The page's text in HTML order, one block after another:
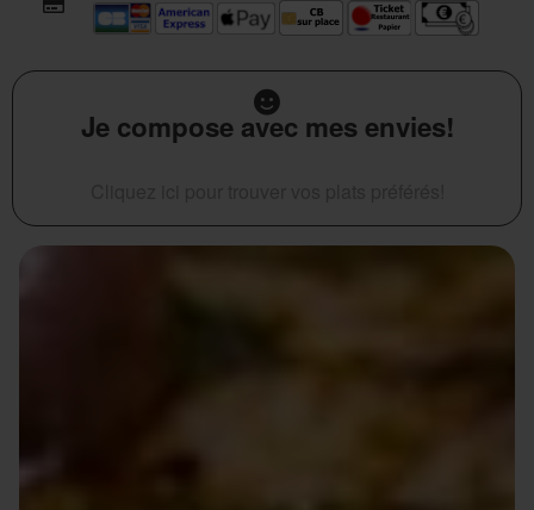
Je compose avec mes envies!